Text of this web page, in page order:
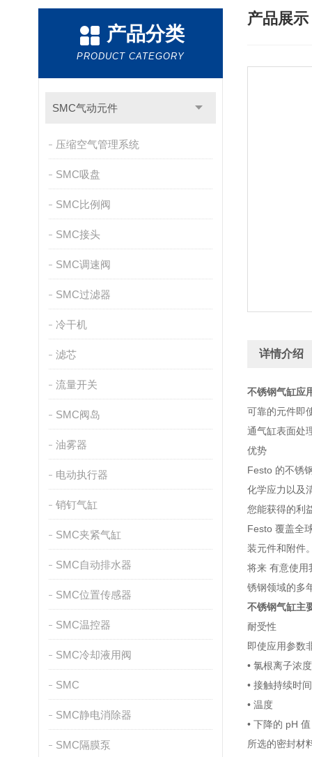
产品分类
PRODUCT CATEGORY
SMC气动元件
压缩空气管理系统
SMC吸盘
SMC比例阀
SMC接头
SMC调速阀
SMC过滤器
冷干机
滤芯
流量开关
SMC阀岛
油雾器
电动执行器
销钉气缸
SMC夹紧气缸
SMC自动排水器
SMC位置传感器
SMC温控器
SMC冷却液用阀
SMC
SMC静电消除器
SMC隔膜泵
产品展示
详情介绍
不锈钢气缸应
可靠的元件即
通气缸表面处
优势
Festo 的不锈
化学应力以及
您能获得的利
Festo 覆盖全
装元件和附件
将来 有意使用
锈钢领域的多
不锈钢气缸主
耐受性
即使应用参数
• 氯根离子浓度
• 接触持续时间
• 温度
• 下降的 pH 值
所选的密封材